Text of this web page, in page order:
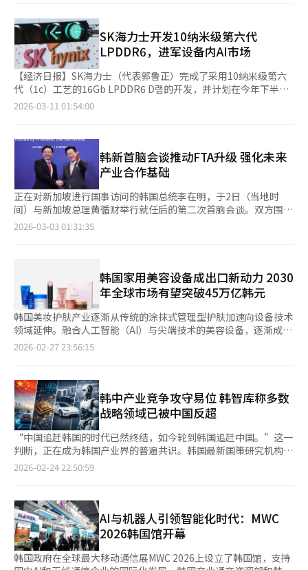
产业、机器人等新领域，需求竞争加剧。在电动车市场增长放缓的
背景下，电池企业正积极开拓数据中心、储能装置(ESS)、机器人
产业等新市场。在3月11日至13日于首尔江南区三星洞COEX举办
的“2026国际电池展”上，这一变化尤为明显。LG能源解决方
案、三星SDI、SK On等韩国三大电池公司减少了整车展示，转而
重点展示储能装置、数据中心电力解决方案、机器人和无人机电池
等新市场技术。展会现场，电池技术及其新应用产业成为焦点。
LG能源解决方案展示了电网储能装置和AI数据中心电力供应系
为主。SK On强调高功率电池技术，瞄准高性能电动车市场。电动
车市场增长放缓是这一变化的背景。全球电动车销量增速放缓，电
池企业意识到仅依靠汽车市场难以维持增长。电池使用量统计也显
示，电动车电池增长势头减弱。相反，能源基础设施成为新增长市
场。随着可再生能源扩张和电网稳定化需求增加，储能装置市场快
速增长，AI产业扩展也导致数据中心电力需求激增。尤其是AI数据
中心被认为可能成为未来电池产业的核心需求。数据中心耗电巨
大，为确保稳定供电，需要大规模电力储存装置。电池企业纷纷推
自动驾驶物流机器人、工业无人机等设备的出现，对小型高能量密
度电池的需求可能增加。国际电池展上，适用于机器人、无人机、
卫星的电池技术展示众多，显示出产业扩展的可能性。LG能源解
决方案相关人士表示：“随着AI转型（AX）趋势的扩散，企业正从
传统电动车和ESS业务结构转向小型电池领域多元化发展。人形机
器人和无人机等新产业的电池需求可能增加，我们正在研究相关技
术的应用可能性。”业内认为，电池产业将不仅仅是电动车零部件
场规模将大幅增长。电池企业间的竞争格局也将在这一产业变化中
重新调整。从电动车中心竞争转向包括能源基础设施和AI产业
的“多重市场”竞争，企业的技术战略和投资方向也在改变。电池
产业从引领电动车时代，正逐步演变为连接能源和AI产业的核心基
础设施。钢铁部队的视线所在，电池产业的竞争标准也在快速转
移。从仅靠电动车销量判断增长性，转向连接电网、数据中心、机
器人产业的“能源基础设施”竞争。未来，能同时连接AI和能源产
SK海力士开发10纳米级第六代
LPDDR6，进军设备内AI市场
【经济日报】SK海力士（代表郭鲁正）完成了采用10纳米级第六
代（1c）工艺的16Gb LPDDR6 D램的开发，并计划在今年下半年
开始大规模量产。此举旨在抢占设备内AI时代的低功耗内存市场的
其运行速度超过10.7Gbps，满足了生成型AI对高带宽的要求。通
过应用子通道结构和DVFS（动态电压和频率调节）技术，电力消
耗降低了20%以上。SK海力士通过前瞻性地应用1c尖端微细工
艺，最大化了电力效率和集成度，使得移动设备用户在执行语音转
录、实时翻译等高规格AI功能时，能够在最小化电池消耗的同时享
受流畅的性能。此次开发反映了智能手机和笔记本等移动设备AI化
加速的市场趋势。根据市场研究机构IDC的数据，配备生成型AI功
能的智能手机出货量每年急剧增加，因此对高性能低功耗内存的需
不是发送到服务器，因此更快速、更高效的内存将成为‘AI的心
脏’。”这也是SK海力士继HBM（高带宽内存）之后，试图在移
动D램领域拉开技术差距的背景。◆ 与三星电子的激战，‘市场占
领’是关键随着SK海力士基于1c工艺的LPDDR6开发，三星电子
的竞争格局更加清晰。三星电子专注于基于1b工艺的LPDDR6产品
的产品稳定性和早期量产化，并最近向主要芯片组公司提供了下一
代产品LPDDR6X的样品，加速了市场开拓。SK海力士选择了通过
泛的产品线进行对抗。专家认为，三星电子选择以性能稳定性为优
先的1b工艺，是为了确保初期良率和客户供应的战略选择。未来
LPDDR6市场预计将从智能手机扩展到自动驾驶汽车（SDV）、智
能家电等领域。业内预计，如果HBM主导服务器AI市场，那么
LPDDR6将推动个人AI设备市场的增长，成为内存半导体企业的新
收入来源。SK海力士计划通过此次认证完成，确保下半年对全球
移动客户的供应不受影响。专家认为，随着两家公司在微细工艺竞
争中的激烈程度加剧，最终将加快下一代AI设备的商业化速度。
智能（AI）系统翻译与编辑。
2026-03-11 01:54:00
韩新首脑会谈推动FTA升级 强化未来
产业合作基础
正在对新加坡进行国事访问的韩国总统李在明，于2日（当地时
间）与新加坡总理黄循财举行就任后的第二次首脑会谈。双方围绕
人工智能（AI）、小型模块化核反应堆（SMR）等未来尖端产业领
珍一藤木主持的正式欢迎仪式，拉开访新行程序幕。随后，他出席
新加坡特有的外交礼仪——“兰花命名仪式”。兰花为新加坡国
花，新加坡政府通常在外国元首来访时，以来宾姓名为新培育兰花
品种命名。通过此次活动，以李在明与夫人金惠景名字命名的“李
在明金惠景兰”正式诞生，象征两国友好关系的延续。 随后，李
在明与黄循财举行首脑会谈，并发表《启动韩国—新加坡FTA改进
谈判联合宣言》。韩新FTA于2006年生效，此次升级为近20年来
全环境变化背景下，对协定进行与时俱进的调整。改进方向将不再
局限于商品贸易，而是围绕供应链稳定、绿色经济、贸易便利化以
及航空维护、修理和检修（MRO）等四大重点领域推进。 李在明
表示，将在迎来生效20周年之际，充分反映通商环境变化及技术发
展趋势，对FTA进行升级，并更加战略性地深化双边投资合作。 在
具体合作成果方面，两国政府以此次首脑会谈为契机，在AI、
SMR、数字经济及科学技术领域共签署5项谅解备忘录（MOU），
为未来产业合作构建制度化框架。双方计划在量子技术、SMR、宇
副总理级为中心运作科学技术联合委员会。 在AI领域，双方签署关
于在公共安全领域共享AI政策与知识、支持相关潜力企业发展的合
作备忘录。两国知识产权机构还将合作推动利用AI实现行政服务数
字化转型，并完善知识产权保护体系。同时，双方将推进签署AI合
作框架协议，进一步深化制度层面的协作。 在能源领域，韩国水
力原子能公司与新加坡能源市场管理局签署SMR合作备忘录，内容
2026-03-03 01:31:35
韩国家用美容设备成出口新动力 2030
年全球市场有望突破45万亿韩元
韩国美妆护肤产业逐渐从传统的涂抹式管理型护肤加速向设备技术
领域延伸。融合人工智能（AI）与尖端技术的美容设备，逐渐成为
韩国新的出口增长点。在韩国美容科技企业APR与Classys高速成
美容设备市场进入高速增长通道 全球家用美容设备市场呈爆发式
增长态势。Meritz证券日前发布的数据显示，全球市场规模预计将
从2024年的约7万亿韩元（约合人民币336.2亿元）扩大至2030年
的45万亿韩元，年均增长率达36%。其中，美国市场有望从2023
年的1.9万亿韩元增至2030年的9.7万亿韩元，成为美容设备的核心
市场。 韩国本土市场同样增势迅猛。据调查，韩国家用美容设备
市场规模从2013年的800亿韩元跃升至2022年的1.6万亿韩元，增
长约20倍。全球市场调研机构EMR（Expert Market Research）
54.6亿美元。 ▲ 韩国美容设备企业加速全球布局 数据显示，APR
在2024年实现销售额7728亿韩元，同比增长38%，稳居韩国家用
美容设备领域龙头。市场预期，APR去年全年销售额有望跻身“1
万亿韩元俱乐部”。Meritz证券预测，仅在美国市场的销售额就有
望突破3000亿韩元。2024年第四季度单季设备销量达58万台，刷
新全球累计销售纪录。 APR通过设立设计中心与运营平泽工厂，
2026-02-27 23:56:15
韩中产业竞争攻守易位 韩智库称多数
战略领域已被中国反超
“中国追赶韩国的时代已然终结，如今轮到韩国追赶中国。”这一
判断，正在成为韩国产业界的普遍共识。韩国最新国策研究机构分
析指出，中国在多数战略产业领域的竞争力已全面领先韩国。 韩
2025”战略，在机器人、电动汽车、电池、自动驾驶等尖端产业
领域，中国已与韩国拉开明显差距。就连占韩国出口总额约30%的
半导体产业，中国也凭借人工智能（AI）芯片设计与无晶圆厂
（Fabless）领域的优势，正逐步逼近正面竞争的水平。 报告重点
比较了半导体、机器人和汽车三大领域的韩中竞争力，其中汽车领
2026-02-24 22:50:59
AI与机器人引领智能化时代：MWC
2026韩国馆开幕
韩国政府在全球最大移动通信展MWC 2026上设立了韩国馆，支持